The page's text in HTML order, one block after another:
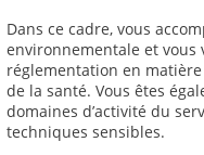
Dans ce cadre, vous
environnementale et vous
réglementation en
de la santé. Vous êtes
domaines d’activité du
techniques sensibles.